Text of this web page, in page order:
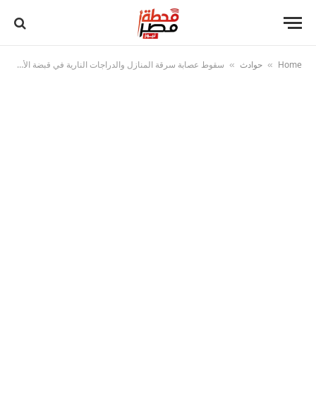
Home
» حوادث » سقوط عصابة سرقة المنازل والدراجات النارية في قبضة الأمن